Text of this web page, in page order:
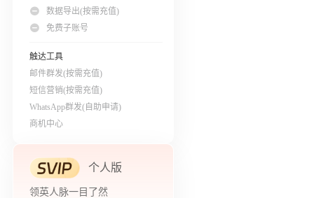
数据导出(按需充值)
免费子账号
触达工具
邮件群发(按需充值)
短信营销(按需充值)
WhatsApp群发(自助申请)
商机中心
个人版
领英人脉一目了然